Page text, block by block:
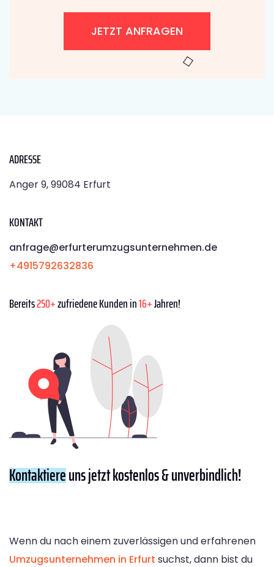
JETZT ANFRAGEN
ADRESSE
Anger 9, 99084 Erfurt
KONTAKT
anfrage@erfurterumzugsunternehmen.de
+4915792632836
Bereits250+zufriedene Kunden in16+Jahren!
Kontaktiereuns jetzt kostenlos & unverbindlich!
Wenn du nach einem zuverlässigen und erfahrenen
Umzugsunternehmen in Erfurt suchst, dann bist du